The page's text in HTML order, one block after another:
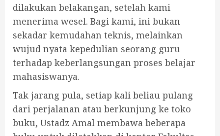
dilakukan belakangan, setelah kami
menerima wesel. Bagi kami, ini bukan
sekadar kemudahan teknis, melainkan
wujud nyata kepedulian seorang guru
terhadap keberlangsungan proses belajar
mahasiswanya.
Tak jarang pula, setiap kali beliau pulang
dari perjalanan atau berkunjung ke toko
buku, Ustadz Amal membawa beberapa